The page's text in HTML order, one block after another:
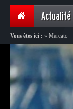
Actualité
Vous êtes ici : » Mercato